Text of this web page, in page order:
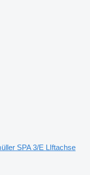
SPA 3/E LIftachse